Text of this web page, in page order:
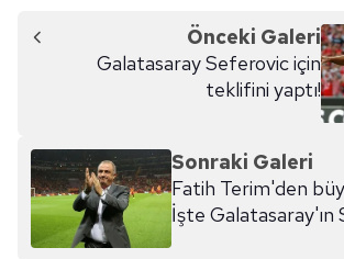
Önceki Galeri
Galatasaray Seferovic için
teklifini yaptı!
Sonraki Galeri
Fatih Terim'den
İşte Galatasaray'ın